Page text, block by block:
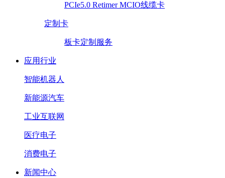
PCIe5.0 Retimer MCIO线缆卡
定制卡
板卡定制服务
应用行业
智能机器人
新能源汽车
工业互联网
医疗电子
消费电子
新闻中心